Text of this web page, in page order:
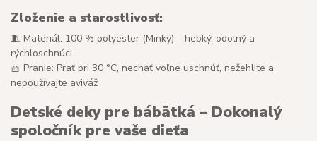
Zloženie a starostlivosť:
🧵 Materiál: 100 % polyester (Minky) – hebký, odolný a
rýchloschnúci
🧺 Pranie: Prať pri 30 °C, nechať voľne uschnúť, nežehlite a
nepoužívajte aviváž
Detské deky pre bábätká – Dokonalý
spoločník pre vaše dieťa